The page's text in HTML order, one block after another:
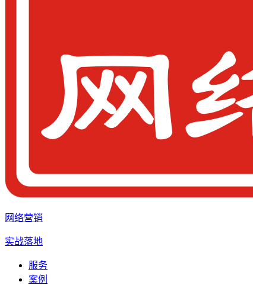
网络营销
实战落地
服务
案例